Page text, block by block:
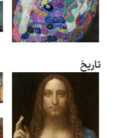
ادوارد هاپر
ادگار دگا
تاریخ